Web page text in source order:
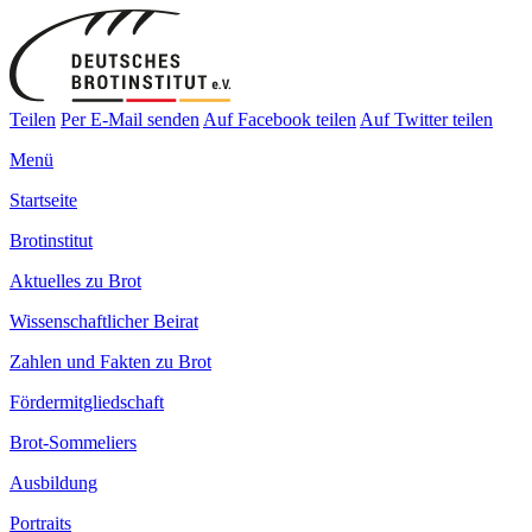
Teilen Per E-Mail senden Auf Facebook teilen Auf Twitter teilen
Menü
Startseite
Brotinstitut
Aktuelles zu Brot
Wissenschaftlicher Beirat
Zahlen und Fakten zu Brot
Fördermitgliedschaft
Brot-Sommeliers
Ausbildung
Portraits